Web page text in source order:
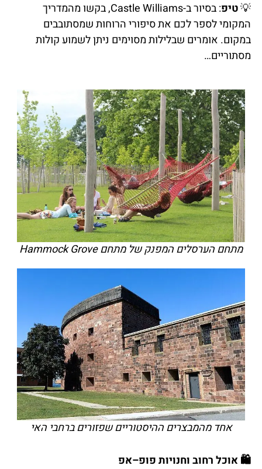
💡טיפ
: בסיור ב-Castle Williams, בקשו מהמדריך
המקומי לספר לכם את סיפורי הרוחות שמסתובבים
במקום. אומרים שבלילות מסוימים ניתן לשמוע קולות
מסתוריים…
מתחם הערסלים המפנק של מתחם Hammock Grove
אחד מהמבצרים ההיסטוריים שפזורים ברחבי האי
🛍️אוכלרחובוחנויותפופ–אפ